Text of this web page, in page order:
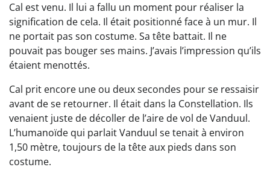
Cal est venu. Il lui a fallu un moment pour réaliser la
signification de cela. Il était positionné face à un mur. Il
ne portait pas son costume. Sa tête battait. Il ne
pouvait pas bouger ses mains. J’avais l’impression qu’ils
étaient menottés.
Cal prit encore une ou deux secondes pour se ressaisir
avant de se retourner. Il était dans la Constellation. Ils
venaient juste de décoller de l’aire de vol de Vanduul.
L’humanoïde qui parlait Vanduul se tenait à environ
1,50 mètre, toujours de la tête aux pieds dans son
costume.